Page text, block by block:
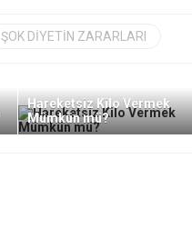
ŞOK DIYETIN ZARARLARI
Hareketsiz Kilo Vermek
Mümkün mü?